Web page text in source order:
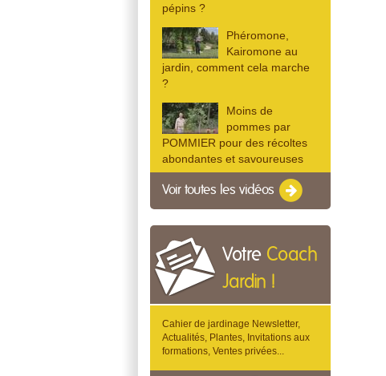
pépins ?
Phéromone,
Kairomone au
jardin, comment cela marche
?
Moins de
pommes par
POMMIER pour des récoltes
abondantes et savoureuses
Voir toutes les vidéos
Votre Coach
Jardin !
Cahier de jardinage Newsletter,
Actualités, Plantes, Invitations aux
formations, Ventes privées...